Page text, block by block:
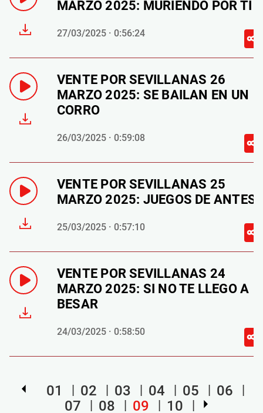
MARZO 2025: MURIENDO POR TI
27/03/2025 · 0:56:24
VENTE POR SEVILLANAS 26
MARZO 2025: SE BAILAN EN UN
CORRO
26/03/2025 · 0:59:08
VENTE POR SEVILLANAS 25
MARZO 2025: JUEGOS DE ANTES
25/03/2025 · 0:57:10
VENTE POR SEVILLANAS 24
MARZO 2025: SI NO TE LLEGO A
BESAR
24/03/2025 · 0:58:50
01 02 03 04 05
06
07
08 09 10